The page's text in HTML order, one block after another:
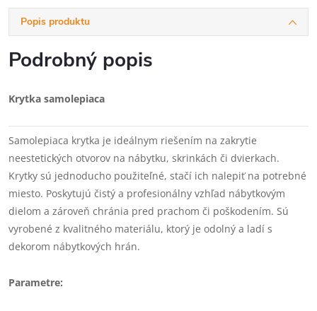
Popis produktu
Podrobný popis
Krytka samolepiaca
Samolepiaca krytka je ideálnym riešením na zakrytie
neestetických otvorov na nábytku, skrinkách či dvierkach.
Krytky sú jednoducho použiteľné, stačí ich nalepiť na potrebné
miesto. Poskytujú čistý a profesionálny vzhľad nábytkovým
dielom a zároveň chránia pred prachom či poškodením. Sú
vyrobené z kvalitného materiálu, ktorý je odolný a ladí s
dekorom nábytkových hrán.
Parametre: